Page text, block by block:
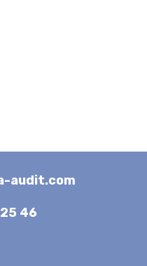
46
audit.com